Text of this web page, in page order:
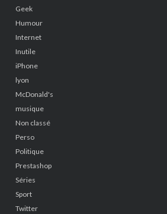
Geek
Humour
Internet
Inutile
iPhone
lyon
McDonald's
musique
Non classé
Perso
Politique
Prestashop
Séries
Sport
Twitter